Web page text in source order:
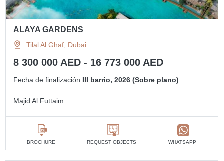
ALAYA GARDENS
Tilal Al Ghaf, Dubai
8 300 000 AED - 16 773 000 AED
Fecha de finalización III barrio, 2026 (Sobre plano)
Majid Al Futtaim
BROCHURE REQUEST OBJECTS WHATSAPP